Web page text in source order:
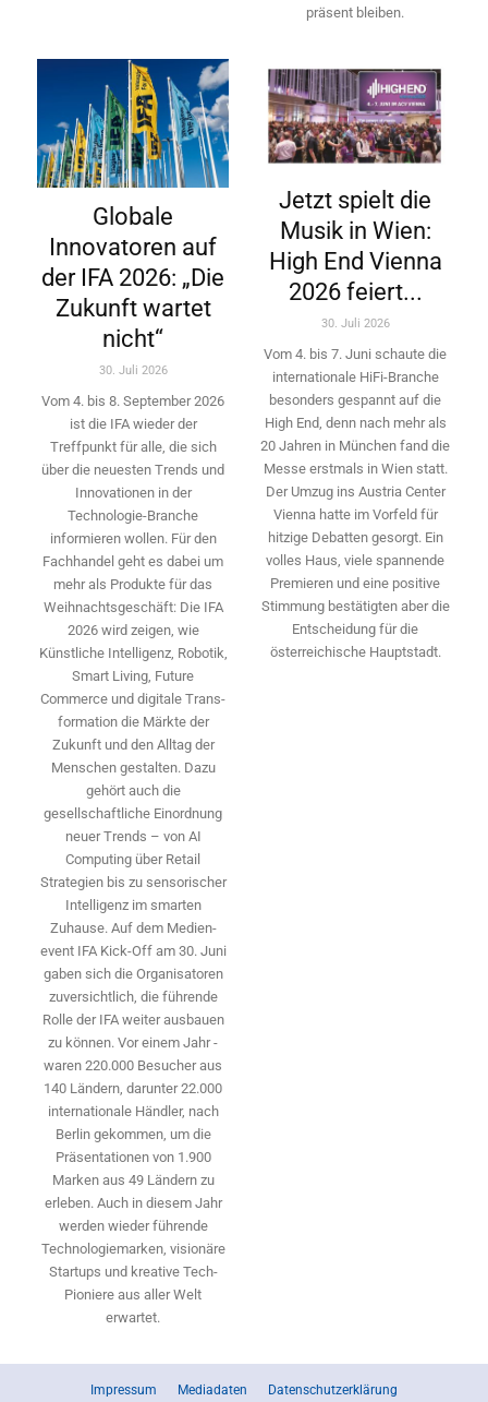
präsent bleiben.
Globale
Innovatoren auf
der IFA 2026: „Die
Zukunft wartet
nicht“
30. Juli 2026
Vom 4. bis 8. September 2026
ist die IFA wieder der
Treffpunkt für alle, die sich
über die neuesten Trends und
Innovationen in der
Technologie-­Branche
informieren wollen. Für den
Fachhandel geht es dabei um
mehr als Produkte für das
Weihnachtsgeschäft: Die IFA
2026 wird ­zeigen, wie
Künstliche Intelligenz, Robotik,
Smart Living, Future
Commerce und digitale Trans­
formation die Märkte der
Zukunft und den Alltag der
Menschen gestalten. Dazu
gehört auch die
gesellschaftliche Einordnung
neuer Trends – von AI
Computing über Retail
Strategien bis zu sensorischer
Intelligenz im smarten
Zuhause. Auf dem Medien­
event IFA Kick-Off am 30. Juni
gaben sich die Organisatoren
zuversichtlich, die führende
Rolle der IFA weiter ausbauen
zu können. Vor einem Jahr ­
waren 220.000 Besucher aus
140 ­Ländern, ­darunter 22.000
internationale Händler, nach
Berlin gekommen, um die
Präsen­tationen von 1.900
Marken aus 49 Ländern zu
erleben. Auch in diesem Jahr
werden wieder führende
Technologiemarken, visionäre
Startups und ­kreative Tech-
Pioniere aus aller Welt
erwartet.
Jetzt spielt die
Musik in Wien:
High End Vienna
2026 feiert...
30. Juli 2026
Vom 4. bis 7. Juni schaute die
internationale HiFi-Branche
besonders gespannt auf die
High End, denn nach mehr als
20 Jahren in München fand die
Messe erstmals in Wien statt.
Der Umzug ins Austria Center
Vienna hatte im Vorfeld für
hitzige Debatten gesorgt. Ein
volles Haus, viele spannende
Premieren und eine positive
Stimmung bestätigten aber die
Entscheidung für die
österreichische Hauptstadt.
Impressum Mediadaten Datenschutzerklärung